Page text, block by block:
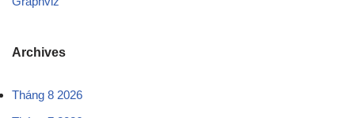
Archives
Tháng 8 2026